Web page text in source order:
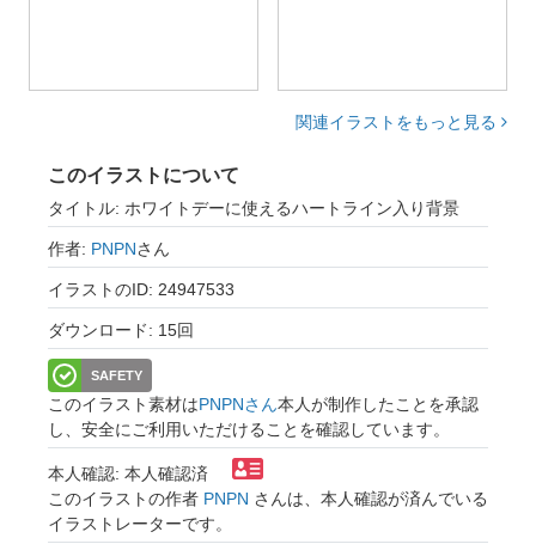
関連イラストをもっと見る
このイラストについて
タイトル: ホワイトデーに使えるハートライン入り背景
作者: PNPNさん
イラストのID: 24947533
ダウンロード: 15回
SAFETY
このイラスト素材はPNPNさん本人が制作したことを承認
し、安全にご利用いただけることを確認しています。
本人確認: 本人確認済
このイラストの作者 PNPN さんは、本人確認が済んでいる
イラストレーターです。